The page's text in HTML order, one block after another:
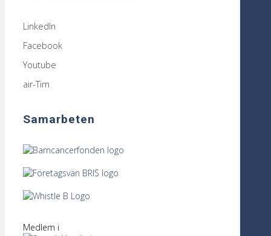
LinkedIn
Facebook
Youtube
air-Tim
Samarbeten
Medlem i